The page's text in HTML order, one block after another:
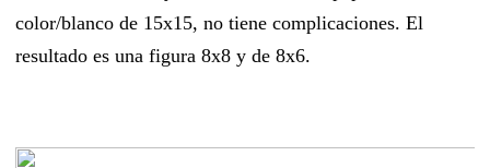
color/blanco de 15x15, no tiene complicaciones. El
resultado es una figura 8x8 y de 8x6.